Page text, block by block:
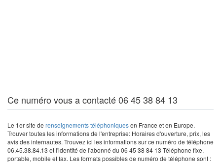
Ce numéro vous a contacté 06 45 38 84 13
Le 1er site de renseignements téléphoniquesen France et en Europe.
Trouver toutes les informations de l'entreprise: Horaires d'ouverture, prix, les
avis des internautes. Trouvez ici les informations sur ce numéro de téléphone
06.45.38.84.13 et l'identité de l'abonné du 06 45 38 84 13 Téléphone fixe,
portable, mobile et fax. Les formats possibles de numéro de téléphone sont :